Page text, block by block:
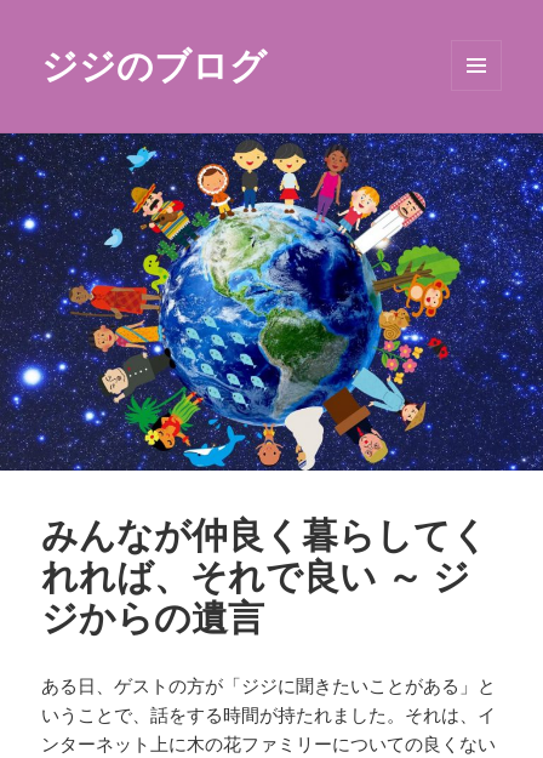
ジジのブログ
ィジェ
ット
みんなが仲良く暮らしてく
れれば、それで良い ～ ジ
ジからの遺言
ある日、ゲストの方が「ジジに聞きたいことがある」と
いうことで、話をする時間が持たれました。それは、イ
ンターネット上に木の花ファミリーについての良くない